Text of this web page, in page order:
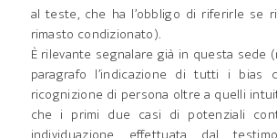
al teste, che ha l’obbligo di riferirle se
rimasto condizionato).
È rilevante segnalare già in questa sede
paragrafo l’indicazione di tutti i bias
ricognizione di persona oltre a quelli
che i primi due casi di potenziali